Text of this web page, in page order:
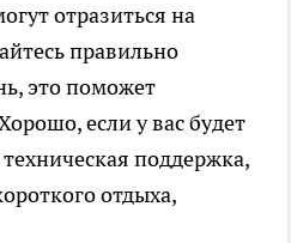
отразиться на
правильно
это поможет
если у вас будет
поддержка,
отдыха,